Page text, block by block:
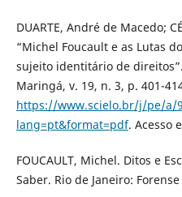
DUARTE, André de Macedo;
“Michel Foucault e as Lutas
sujeito identitário de
Maringá, v. 19, n. 3, p. 401-
https://www.scielo.br/j/pe/a/
lang=pt&format=pdf. Acesso
FOUCAULT, Michel. Ditos e
Saber. Rio de Janeiro: